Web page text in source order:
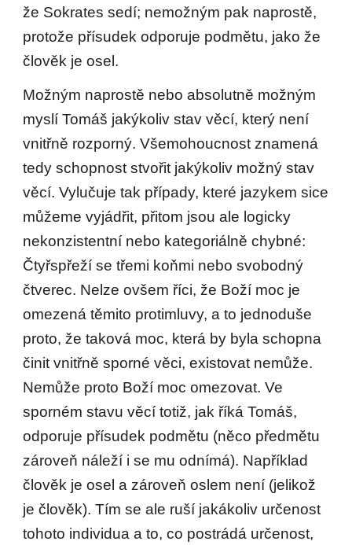
že Sokrates sedí; nemožným pak naprostě,
protože přísudek odporuje podmětu, jako že
člověk je osel.
Možným naprostě nebo absolutně možným
myslí Tomáš jakýkoliv stav věcí, který není
vnitřně rozporný. Všemohoucnost znamená
tedy schopnost stvořit jakýkoliv možný stav
věcí. Vylučuje tak případy, které jazykem sice
můžeme vyjádřit, přitom jsou ale logicky
nekonzistentní nebo kategoriálně chybné:
Čtyřspřeží se třemi koňmi nebo svobodný
čtverec. Nelze ovšem říci, že Boží moc je
omezená těmito protimluvy, a to jednoduše
proto, že taková moc, která by byla schopna
činit vnitřně sporné věci, existovat nemůže.
Nemůže proto Boží moc omezovat. Ve
sporném stavu věcí totiž, jak říká Tomáš,
odporuje přísudek podmětu (něco předmětu
zároveň náleží i se mu odnímá). Například
člověk je osel a zároveň oslem není (jelikož
je člověk). Tím se ale ruší jakákoliv určenost
tohoto individua a to, co postrádá určenost,